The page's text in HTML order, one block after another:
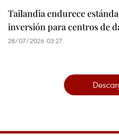
Tailandia endurece
inversión para centros de
28/07/2026 03:27